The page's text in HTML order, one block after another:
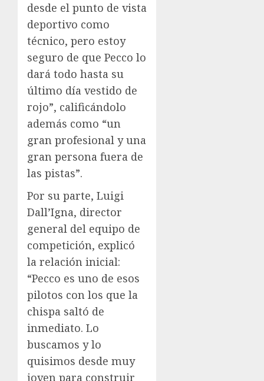
desde el punto de vista
deportivo como
técnico, pero estoy
seguro de que Pecco lo
dará todo hasta su
último día vestido de
rojo”, calificándolo
además como “un
gran profesional y una
gran persona fuera de
las pistas”.
Por su parte, Luigi
Dall’Igna, director
general del equipo de
competición, explicó
la relación inicial:
“Pecco es uno de esos
pilotos con los que la
chispa saltó de
inmediato. Lo
buscamos y lo
quisimos desde muy
joven para construir